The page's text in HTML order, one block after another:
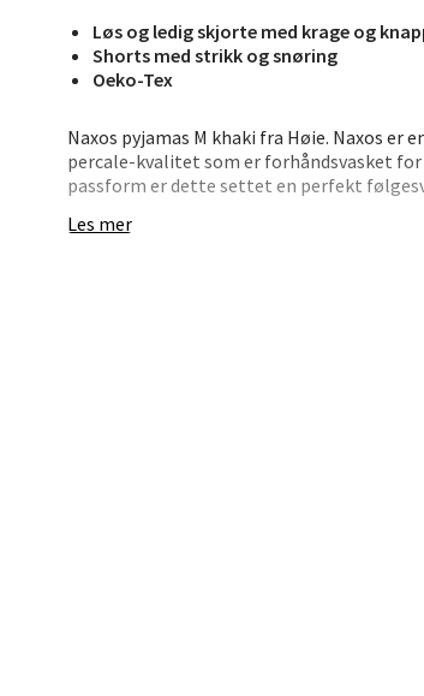
Løs og ledig skjorte med krage og
Shorts med strikk og snøring
Oeko-Tex
Naxos pyjamas M khaki fra Høie. Naxos er
percale-kvalitet som er forhåndsvasket
passform er dette settet en perfekt
Les mer